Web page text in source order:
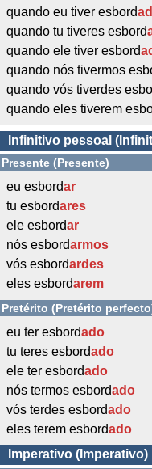
quando eu tiver esbord
quando tu tiveres esbord
quando ele tiver esbord
quando nós tivermos
quando vós tiverdes
quando eles tiverem
Infinitivo pessoal
Presente (Presente)
eu esbordar
tu esbordares
ele esbordar
nós esbordarmos
vós esbordardes
eles esbordarem
Pretérito (Pretérito
eu ter esbordado
tu teres esbordado
ele ter esbordado
nós termos esbordado
vós terdes esbordado
eles terem esbordado
Imperativo (Imperativo)